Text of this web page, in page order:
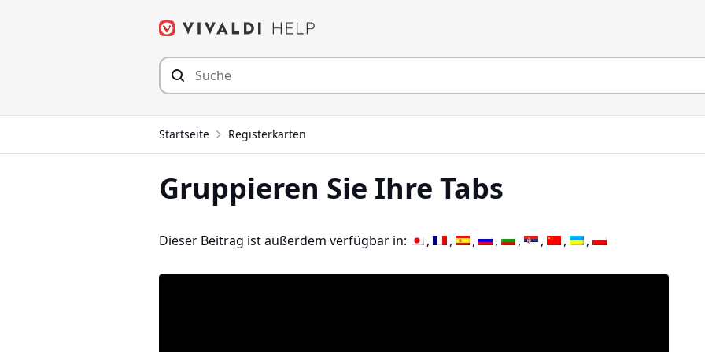
Startseite Registerkarten
Gruppieren Sie Ihre Tabs
Dieser Beitrag ist außerdem verfügbar in: